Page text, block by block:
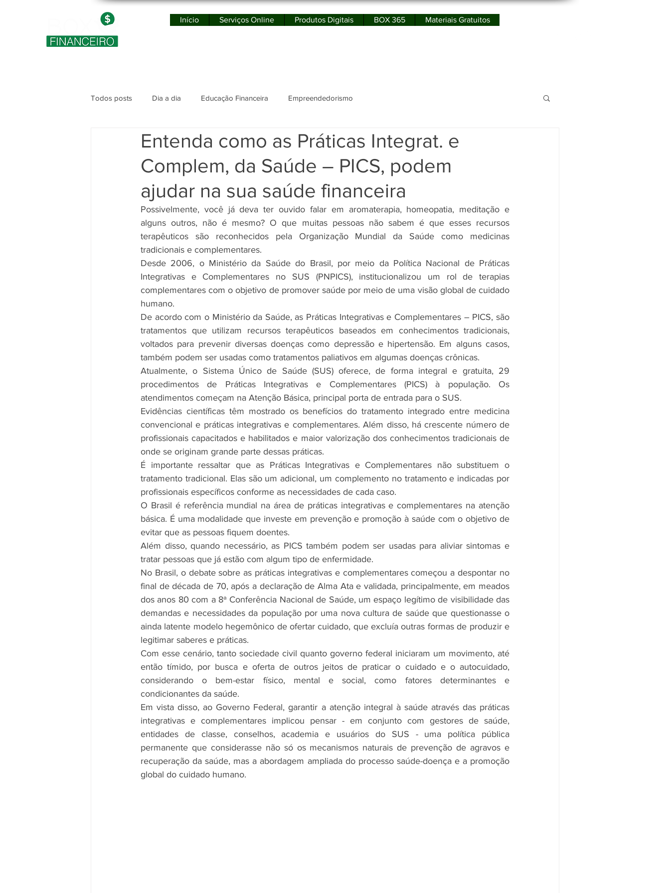
Início Serviços Online Produtos Digitais BOX 365 Materiais Gratuitos
Todos posts Dia a dia Educação Financeira Empreendedorismo
Entenda como as Práticas Integrat. e
Complem, da Saúde – PICS, podem
ajudar na sua saúde financeira
Possivelmente, você já deva ter ouvido falar em aromaterapia, homeopatia, meditação e
alguns outros, não é mesmo? O que muitas pessoas não sabem é que esses recursos
terapêuticos são reconhecidos pela Organização Mundial da Saúde como medicinas
tradicionais e complementares.
Desde 2006, o Ministério da Saúde do Brasil, por meio da Política Nacional de Práticas
Integrativas e Complementares no SUS (PNPICS), institucionalizou um rol de terapias
complementares com o objetivo de promover saúde por meio de uma visão global de cuidado
humano.
De acordo com o Ministério da Saúde, as Práticas Integrativas e Complementares – PICS, são
tratamentos que utilizam recursos terapêuticos baseados em conhecimentos tradicionais,
voltados para prevenir diversas doenças como depressão e hipertensão. Em alguns casos,
também podem ser usadas como tratamentos paliativos em algumas doenças crônicas.
Atualmente, o Sistema Único de Saúde (SUS) oferece, de forma integral e gratuita, 29
procedimentos de Práticas Integrativas e Complementares (PICS) à população. Os
atendimentos começam na Atenção Básica, principal porta de entrada para o SUS.
Evidências científicas têm mostrado os benefícios do tratamento integrado entre medicina
convencional e práticas integrativas e complementares. Além disso, há crescente número de
profissionais capacitados e habilitados e maior valorização dos conhecimentos tradicionais de
onde se originam grande parte dessas práticas.
É importante ressaltar que as Práticas Integrativas e Complementares não substituem o
tratamento tradicional. Elas são um adicional, um complemento no tratamento e indicadas por
profissionais específicos conforme as necessidades de cada caso.
O Brasil é referência mundial na área de práticas integrativas e complementares na atenção
básica. É uma modalidade que investe em prevenção e promoção à saúde com o objetivo de
evitar que as pessoas fiquem doentes.
Além disso, quando necessário, as PICS também podem ser usadas para aliviar sintomas e
tratar pessoas que já estão com algum tipo de enfermidade.
No Brasil, o debate sobre as práticas integrativas e complementares começou a despontar no
final de década de 70, após a declaração de Alma Ata e validada, principalmente, em meados
dos anos 80 com a 8ª Conferência Nacional de Saúde, um espaço legítimo de visibilidade das
demandas e necessidades da população por uma nova cultura de saúde que questionasse o
ainda latente modelo hegemônico de ofertar cuidado, que excluía outras formas de produzir e
legitimar saberes e práticas.
Com esse cenário, tanto sociedade civil quanto governo federal iniciaram um movimento, até
então tímido, por busca e oferta de outros jeitos de praticar o cuidado e o autocuidado,
considerando o bem-estar físico, mental e social, como fatores determinantes e
condicionantes da saúde.
Em vista disso, ao Governo Federal, garantir a atenção integral à saúde através das práticas
integrativas e complementares implicou pensar - em conjunto com gestores de saúde,
entidades de classe, conselhos, academia e usuários do SUS - uma política pública
permanente que considerasse não só os mecanismos naturais de prevenção de agravos e
recuperação da saúde, mas a abordagem ampliada do processo saúde-doença e a promoção
global do cuidado humano.